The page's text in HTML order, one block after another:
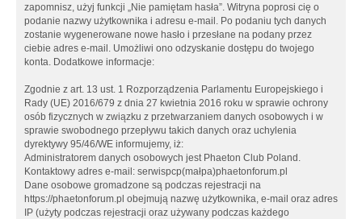
zapomnisz, użyj funkcji „Nie pamiętam hasła”. Witryna poprosi cię o
podanie nazwy użytkownika i adresu e-mail. Po podaniu tych danych
zostanie wygenerowane nowe hasło i przesłane na podany przez
ciebie adres e-mail. Umożliwi ono odzyskanie dostępu do twojego
konta. Dodatkowe informacje:
Zgodnie z art. 13 ust. 1 Rozporządzenia Parlamentu Europejskiego i
Rady (UE) 2016/679 z dnia 27 kwietnia 2016 roku w sprawie ochrony
osób fizycznych w związku z przetwarzaniem danych osobowych i w
sprawie swobodnego przepływu takich danych oraz uchylenia
dyrektywy 95/46/WE informujemy, iż:
Administratorem danych osobowych jest Phaeton Club Poland.
Kontaktowy adres e-mail: serwispcp(małpa)phaetonforum.pl
Dane osobowe gromadzone są podczas rejestracji na
https://phaetonforum.pl obejmują nazwę użytkownika, e-mail oraz adres
IP (użyty podczas rejestracji oraz używany podczas każdego